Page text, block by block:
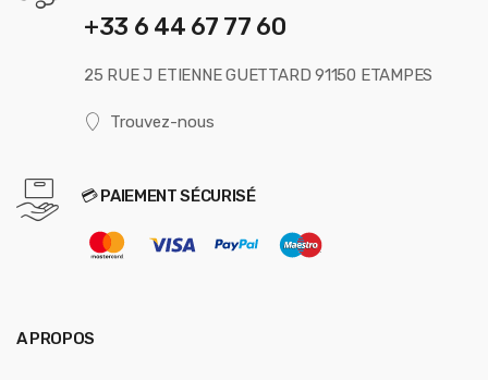
+33 6 44 67 77 60
25 RUE J ETIENNE GUETTARD 91150 ETAMPES
Trouvez-nous
💳 PAIEMENT SÉCURISÉ
A PROPOS